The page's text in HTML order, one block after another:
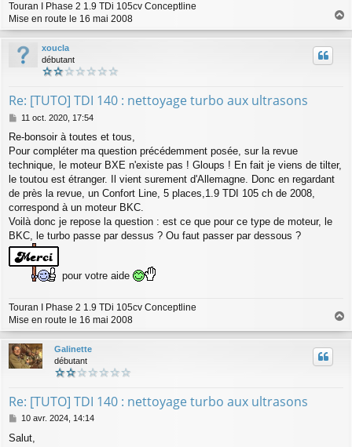
Touran I Phase 2 1.9 TDi 105cv Conceptline
Mise en route le 16 mai 2008
a
u
xoucla
débutant
Re: [TUTO] TDI 140 : nettoyage turbo aux ultrasons
M
s
s
a
g
11 oct. 2020, 17:54
Re-bonsoir à toutes et tous,
Pour compléter ma question précédemment posée, sur la revue
technique, le moteur BXE n'existe pas ! Gloups ! En fait je viens de tilter,
le toutou est étranger. Il vient surement d'Allemagne. Donc en regardant
de près la revue, un Confort Line, 5 places,1.9 TDI 105 ch de 2008,
correspond à un moteur BKC.
Voilà donc je repose la question : est ce que pour ce type de moteur, le
BKC, le turbo passe par dessus ? Ou faut passer par dessous ?
pour votre aide
Touran I Phase 2 1.9 TDi 105cv Conceptline
Mise en route le 16 mai 2008
u
Galinette
débutant
Re: [TUTO] TDI 140 : nettoyage turbo aux ultrasons
M
s
10 avr. 2024, 14:14
Salut,